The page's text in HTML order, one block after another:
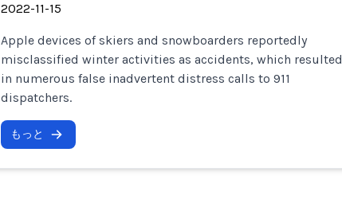
2022-11-15
Apple devices of skiers and snowboarders reportedly
misclassified winter activities as accidents, which resulted
in numerous false inadvertent distress calls to 911
dispatchers.
もっと